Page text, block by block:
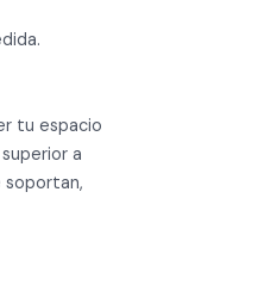
tu espacio
a